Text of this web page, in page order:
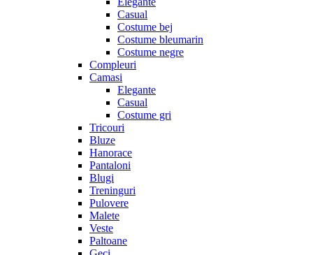
Casual
Costume bej
Costume bleumarin
Costume negre
Compleuri
Camasi
Elegante
Casual
Costume gri
Tricouri
Bluze
Hanorace
Pantaloni
Blugi
Treninguri
Pulovere
Malete
Veste
Paltoane